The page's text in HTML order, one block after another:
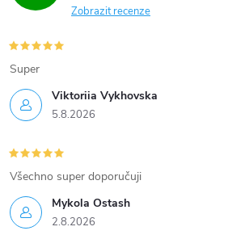
i
s
u
Zobrazit recenze
Viktoriia Vykhovska
5.8.2026
Super
Mykola Ostash
2.8.2026
Všechno super doporučuji